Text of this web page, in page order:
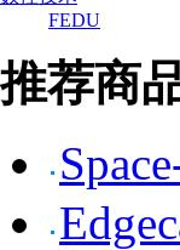
FEDU
推荐商